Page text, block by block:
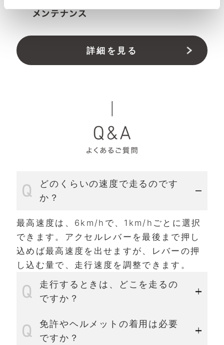
詳細を見る
どのくらいの速度で走るのです
か？
最高速度は、6km/hで、1km/hごとに選択
できます。アクセルレバーを最後まで押し
込めば最高速度を出せますが、レバーの押
し込む量で、走行速度を調整できます。
走行するときは、どこを走るの
ですか？
免許やヘルメットの着用は必要
ですか？